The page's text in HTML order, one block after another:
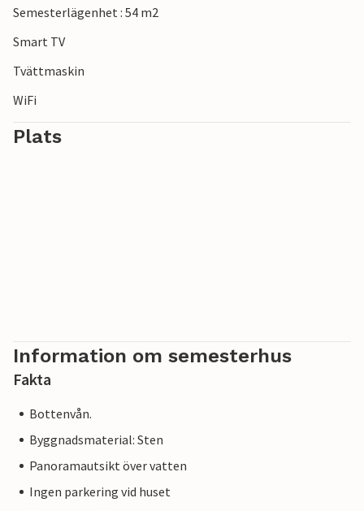
erbjuder hisnande vyer.
Semesterlägenhet : 54 m2
Smart TV
Tvättmaskin
WiFi
Plats
Information om semesterhus
Fakta
Bottenvån.
Byggnadsmaterial: Sten
Panoramautsikt över vatten
Ingen parkering vid huset